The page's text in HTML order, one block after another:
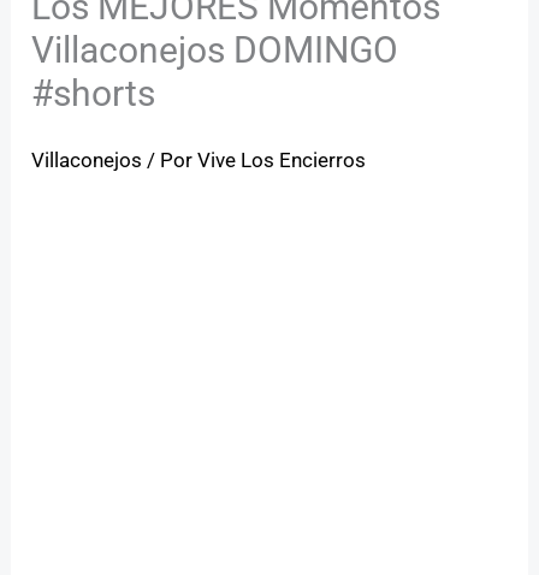
Villaconejos DOMINGO
#shorts
Villaconejos / PorVive Los Encierros